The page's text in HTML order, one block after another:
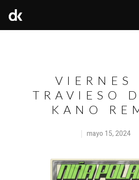
VIERNES
TRAVIESO
KANO
mayo 15, 2024